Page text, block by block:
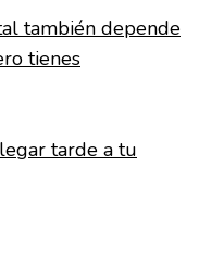
también depende
tienes
tarde a tu